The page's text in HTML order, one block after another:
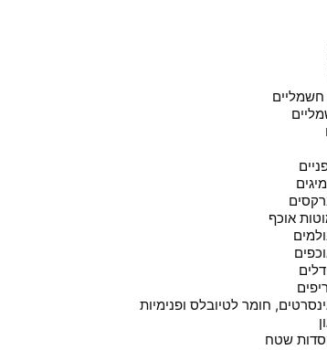
אוכף
חומר לטיובלס ופנימיות
שטח